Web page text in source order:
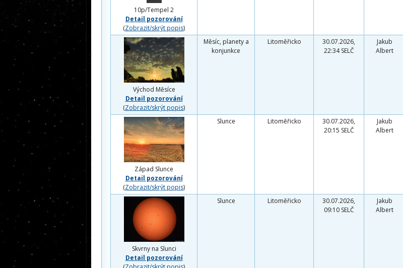
10p/Tempel 2
Detail pozorování
(Zobrazit/skrýt popis)
Východ Měsíce
Detail pozorování
(Zobrazit/skrýt popis)
Měsíc, planety a
konjunkce
Litoměřicko
30.07.2026,
22:34 SELČ
Jakub
Albert
Západ Slunce
Detail pozorování
(Zobrazit/skrýt popis)
Slunce Litoměřicko
30.07.2026,
20:15 SELČ
Jakub
Albert
Skvrny na Slunci
Detail pozorování
Slunce Litoměřicko
30.07.2026,
09:10 SELČ
Jakub
Albert